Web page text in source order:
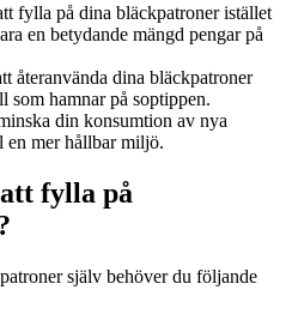
fylla på dina bläckpatroner istället
en betydande mängd pengar på
återanvända dina bläckpatroner
som hamnar på soptippen.
din konsumtion av nya
en mer hållbar miljö.
fylla på
själv behöver du följande